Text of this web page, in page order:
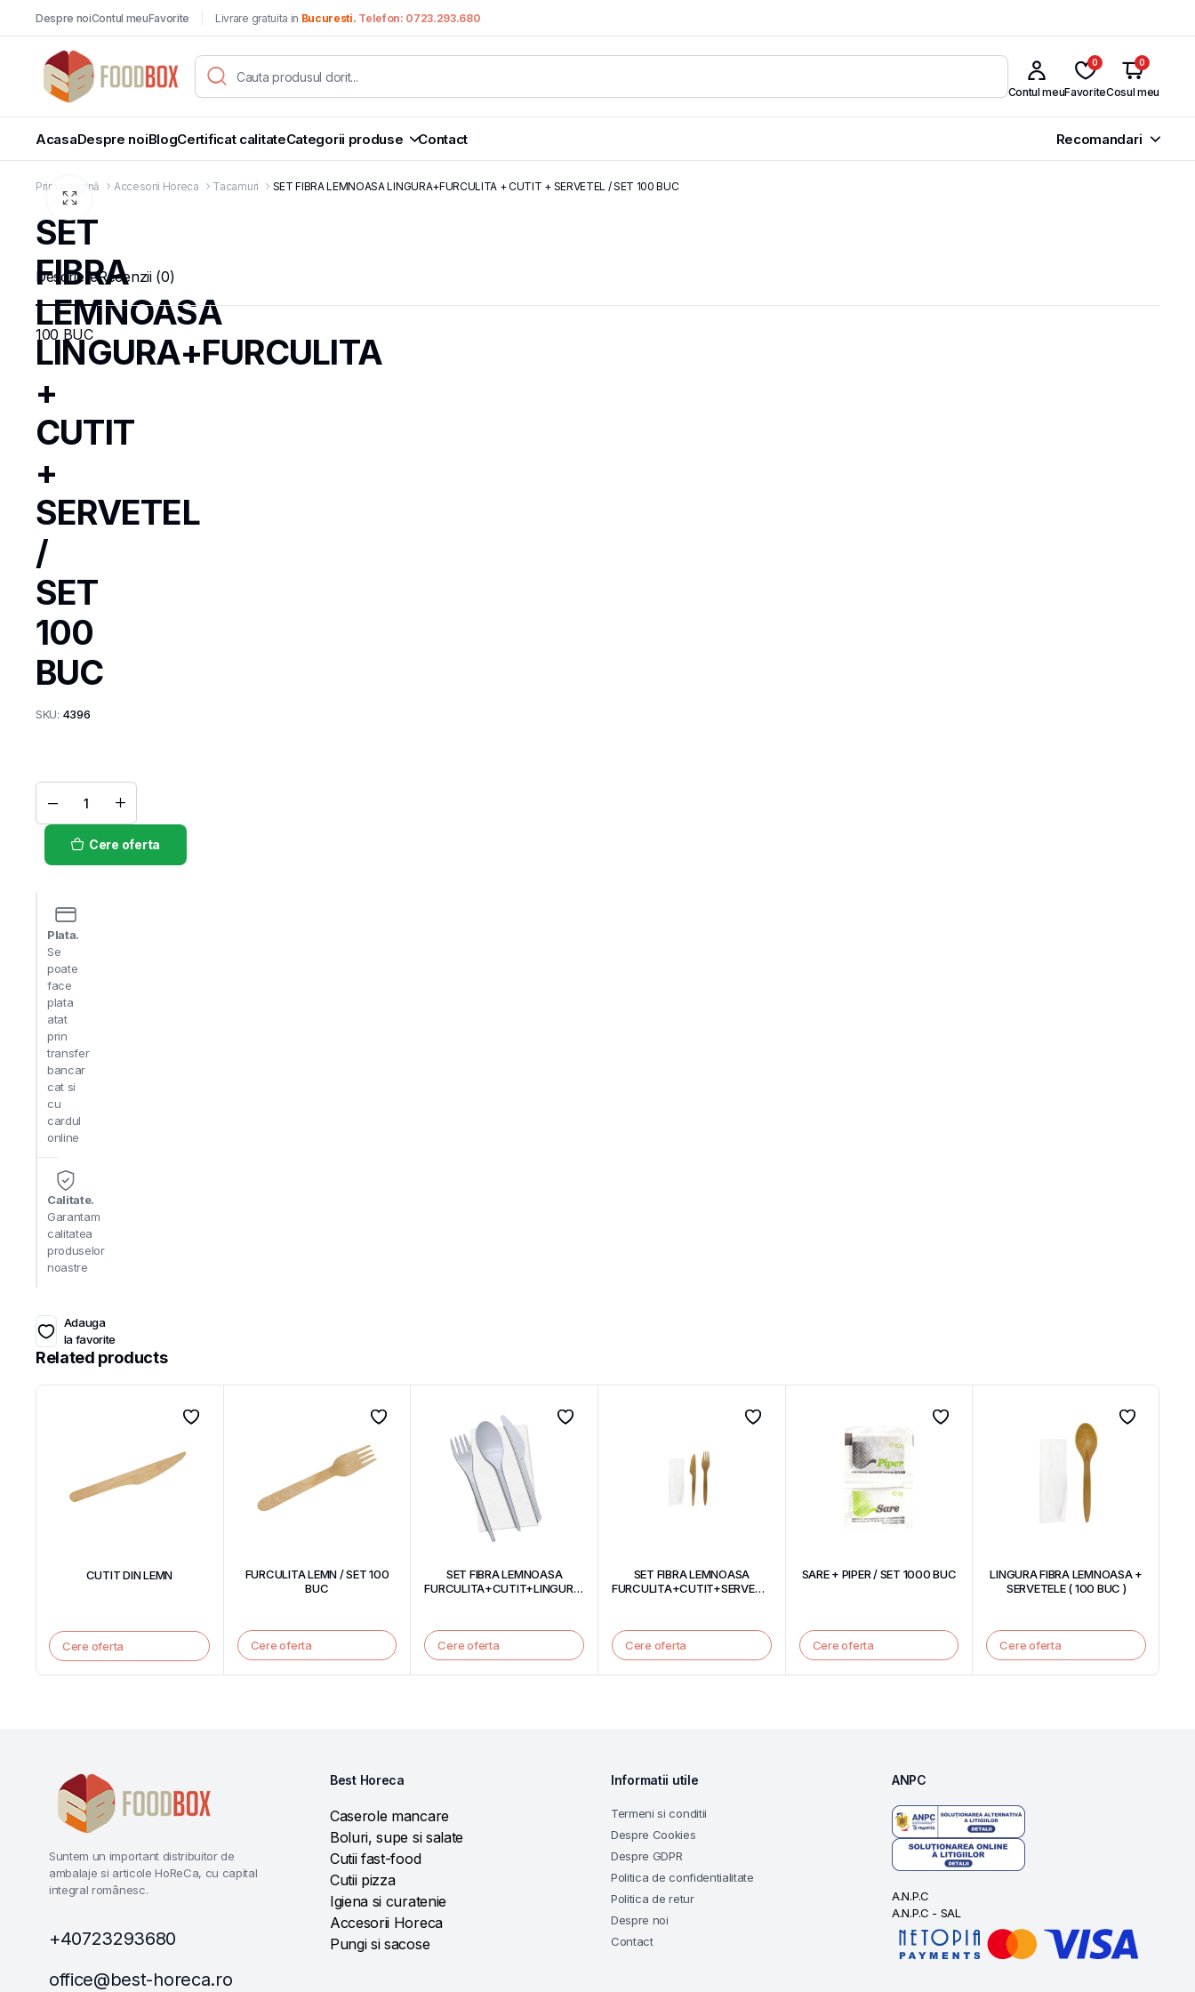
Despre noiContul meuFavorite Livrare gratuita in Bucuresti. Telefon: 0723.293.680
Contul meu
0
Favorite
0
Cosul meu
AcasaDespre noiBlogCertificat calitateCategorii produse Contact Recomandari
Prima pagină Accesorii Horeca Tacamuri SET FIBRA LEMNOASA LINGURA+FURCULITA + CUTIT + SERVETEL / SET 100 BUC
SET
FIBRA
LEMNOASA
LINGURA+FURCULITA
+
CUTIT
+
SERVETEL
/
SET
100
BUC
SKU: 4396
SET
FIBRA
LEMNOASA
LINGURA+FURCULITA
CUTIT
SERVETEL
/ SET
100
BUC
quantity
Cere oferta
Plata.
Se
poate
face
plata
atat
prin
transfer
bancar
cat si
cu
cardul
online
Calitate.
Garantam
calitatea
produselor
noastre
Adauga
la favorite
DescriereRecenzii (0)
100 BUC
Related products
CUTIT DIN LEMN
Cere oferta
FURCULITA LEMN / SET 100
BUC
Cere oferta
SET FIBRA LEMNOASA
FURCULITA+CUTIT+LINGURA+SERVETEL
Cere oferta
SET FIBRA LEMNOASA
FURCULITA+CUTIT+SERVETEL
Cere oferta
SARE + PIPER / SET 1000 BUC
Cere oferta
LINGURA FIBRA LEMNOASA +
SERVETELE ( 100 BUC )
Cere oferta
Suntem un important distribuitor de
ambalaje si articole HoReCa, cu capital
integral românesc.
+40723293680
office@best-horeca.ro
Best Horeca
Caserole mancare
Boluri, supe si salate
Cutii fast-food
Cutii pizza
Igiena si curatenie
Accesorii Horeca
Pungi si sacose
Informatii utile
Termeni si conditii
Despre Cookies
Despre GDPR
Politica de confidentialitate
Politica de retur
Despre noi
Contact
ANPC
A.N.P.C
A.N.P.C - SAL